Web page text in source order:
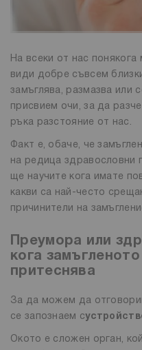
На всеки от нас
види добре съвсем
замъглява, размазва или
присвием очи, за да
ръка разстояние от нас.
Факт е, обаче, че
на редица здравословни
ще научите кога имате
какви са най-често
причинители на
Преумора или
кога
притеснява
За да можем да
се запознаем с
Окото е сложен орган,